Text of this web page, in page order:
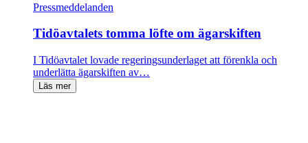
Pressmeddelanden
Tidöavtalets tomma löfte om ägarskiften
I Tidöavtalet lovade regeringsunderlaget att förenkla och
underlätta ägarskiften av…
Läs mer